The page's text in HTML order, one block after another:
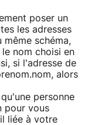
poser un
les adresses
schéma,
nom choisi en
si l'adresse de
alors
personne
pour vous
liée à votre